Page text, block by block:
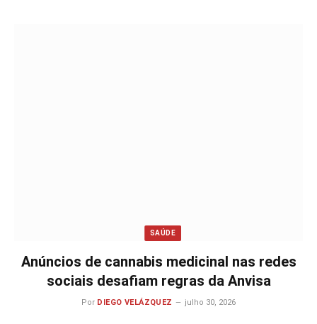
SAÚDE
Anúncios de cannabis medicinal nas redes
sociais desafiam regras da Anvisa
Por DIEGO VELÁZQUEZ julho 30, 2026